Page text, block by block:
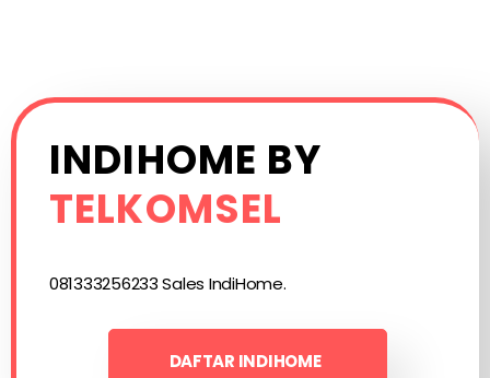
INDIHOME BY
TELKOMSEL
081333256233 Sales IndiHome.
DAFTAR INDIHOME